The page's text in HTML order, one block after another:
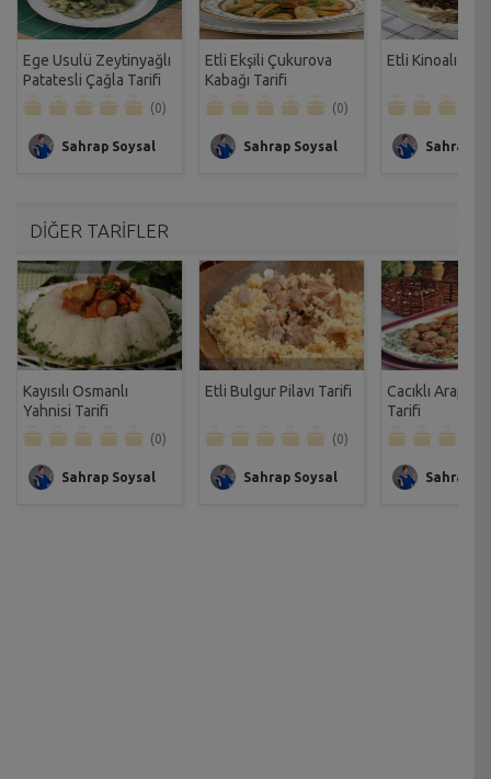
Ege Usulü Zeytinyağlı
Patatesli Çağla Tarifi
(0)
Sahrap Soysal
Etli Ekşili Çukurova
Kabağı Tarifi
(0)
Sahrap Soysal
Etli Kinoalı
Sahrap
DİĞER TARİFLER
Kayısılı Osmanlı
Yahnisi Tarifi
(0)
Sahrap Soysal
Etli Bulgur Pilavı Tarifi
(0)
Sahrap Soysal
Cacıklı Arap
Tarifi
Sahrap